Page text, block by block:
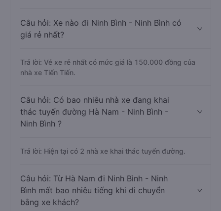
Câu hỏi: Xe nào đi Ninh Bình - Ninh Bình có
giá rẻ nhất?
Trả lời: Vé xe rẻ nhất có mức giá là 150.000 đồng của
nhà xe Tiến Tiến.
Câu hỏi: Có bao nhiêu nhà xe đang khai
thác tuyến đường Hà Nam - Ninh Bình -
Ninh Bình ?
Trả lời: Hiện tại có 2 nhà xe khai thác tuyến đường.
Câu hỏi: Từ Hà Nam đi Ninh Bình - Ninh
Bình mất bao nhiêu tiếng khi di chuyển
bằng xe khách?